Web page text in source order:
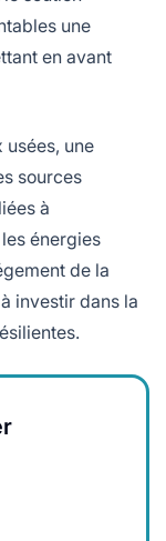
une
en avant
usées, une
sources
à
énergies
de la
investir dans la